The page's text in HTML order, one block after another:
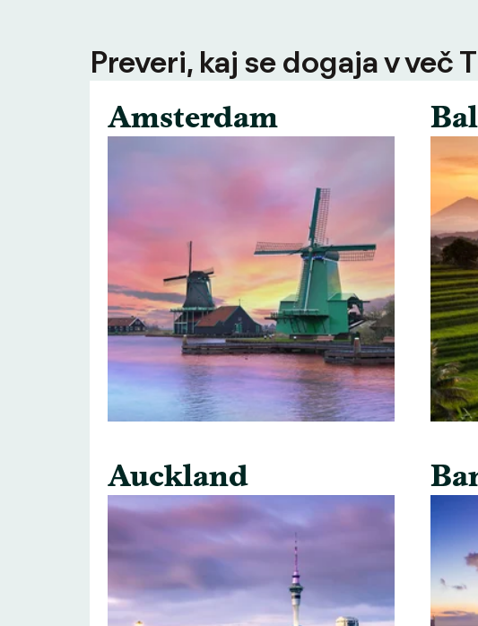
Preveri, kaj se dogaja v več
Amsterdam
Auckland